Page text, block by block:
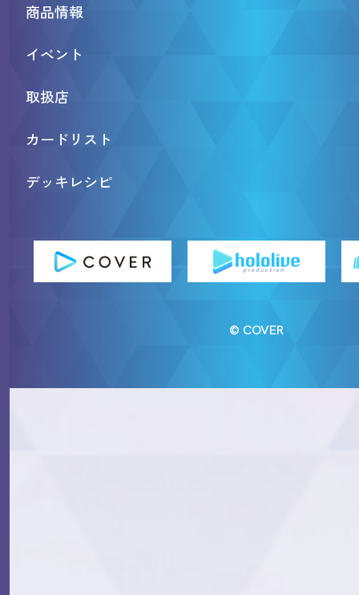
商品情報
イベント
取扱店
カードリスト
デッキレシピ
© COVER